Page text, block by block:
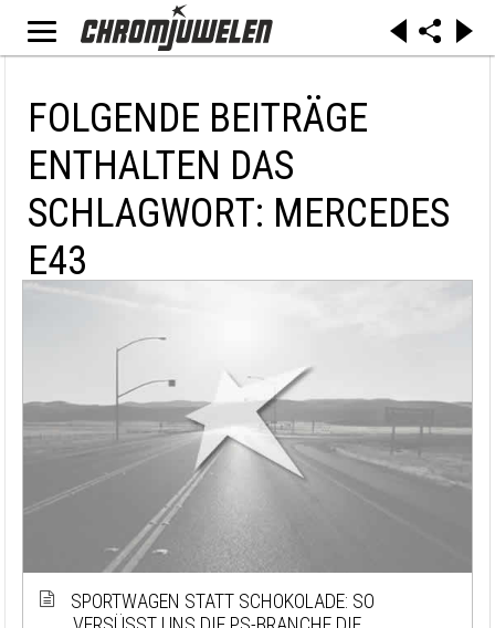
FOLGENDE BEITRÄGE
ENTHALTEN DAS
SCHLAGWORT: MERCEDES
E43
SPORTWAGEN STATT SCHOKOLADE: SO